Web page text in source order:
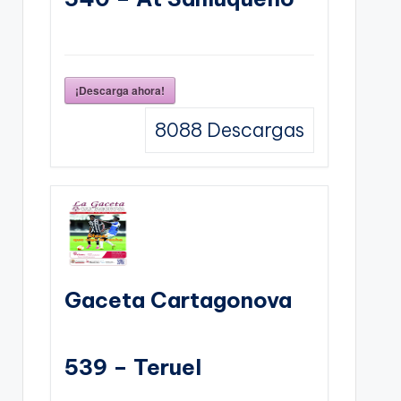
¡Descarga ahora!
8088 Descargas
Gaceta Cartagonova
539 – Teruel